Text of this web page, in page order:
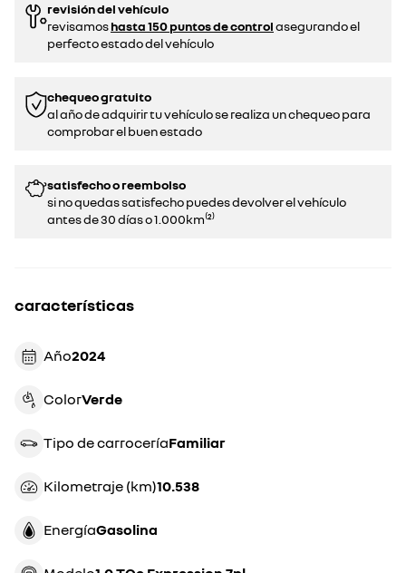
revisión del vehículo
revisamoshasta 150 puntos de controlasegurando el
perfecto estado del vehículo
chequeo gratuito
al año de adquirir tu vehículo se realiza un chequeo para
comprobar el buen estado​​
satisfecho o reembolso
si no quedas satisfecho puedes devolver el vehículo
antes de 30 días o 1.000km⁽²⁾
características
Año 2024
Color verde
Tipo de carrocería familiar
Kilometraje (km) 10.538
Energía gasolina